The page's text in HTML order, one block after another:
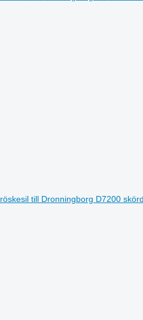
till Dronningborg D7200